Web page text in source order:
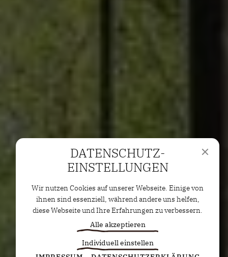
DATENSCHUTZ­
EINSTELLUNGEN
Wir nutzen Cookies auf unserer Webseite. Einige von
ihnen sind essenziell, während andere uns helfen,
diese Webseite und Ihre Erfahrungen zu verbessern.
Alle akzeptieren
Individuell einstellen
Statistiken